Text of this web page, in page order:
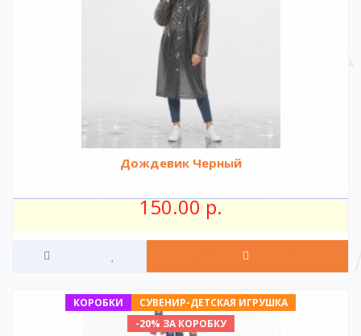
Дождевик Черный
150.00 р.
СУВЕНИР-ДЕТСКАЯ ИГРУШКА
КОРОБКИ
-20% ЗА КОРОБКУ